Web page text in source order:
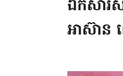
ឯកសារ
អាស៊ាន